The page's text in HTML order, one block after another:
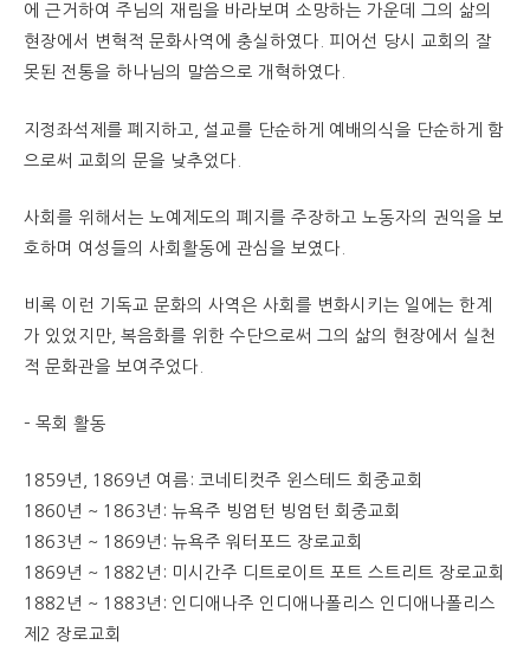
에 근거하여 주님의 재림을 바라보며 소망하는 가운데 그의 삶의
현장에서 변혁적 문화사역에 충실하였다. 피어선 당시 교회의 잘
못된 전통을 하나님의 말씀으로 개혁하였다.
지정좌석제를 폐지하고, 설교를 단순하게 예배의식을 단순하게 함
으로써 교회의 문을 낮추었다.
사회를 위해서는 노예제도의 폐지를 주장하고 노동자의 권익을 보
호하며 여성들의 사회활동에 관심을 보였다.
비록 이런 기독교 문화의 사역은 사회를 변화시키는 일에는 한계
가 있었지만, 복음화를 위한 수단으로써 그의 삶의 현장에서 실천
적 문화관을 보여주었다.
– 목회 활동
1859년, 1869년 여름: 코네티컷주 윈스테드 회중교회
1860년 ~ 1863년: 뉴욕주 빙엄턴 빙엄턴 회중교회
1863년 ~ 1869년: 뉴욕주 워터포드 장로교회
1869년 ~ 1882년: 미시간주 디트로이트 포트 스트리트 장로교회
1882년 ~ 1883년: 인디애나주 인디애나폴리스 인디애나폴리스
제2 장로교회